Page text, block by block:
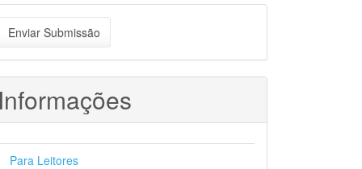
Enviar Submissão
Para Leitores